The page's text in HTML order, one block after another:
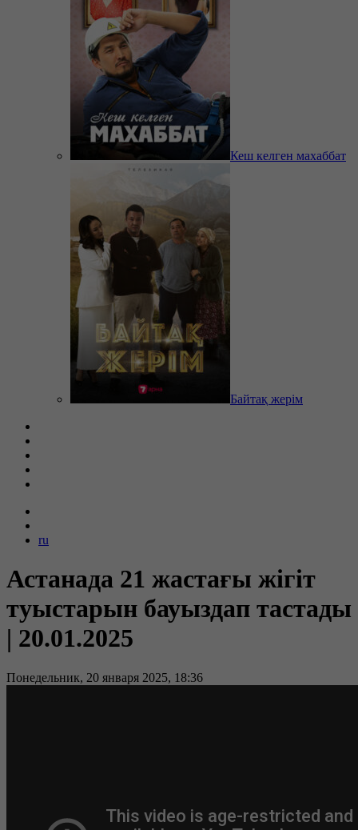
Кеш келген махаббат
Байтақ жерім
ru
Астанада 21 жастағы жігіт
туыстарын бауыздап тастады
| 20.01.2025
Понедельник, 20 января 2025, 18:36